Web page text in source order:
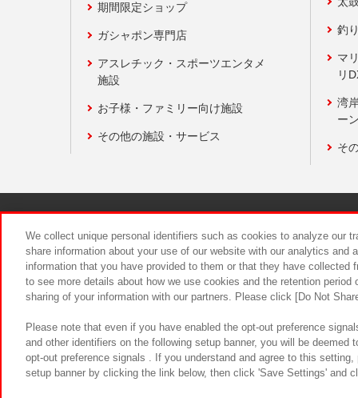
期間限定ショップ
ガシャポン専門店
アスレチック・スポーツエンタメ
施設
お子様・ファミリー向け施設
その他の施設・サービス
釣
マ
リ
湾
ー
そ
食品のご
We collect unique personal identifiers such as cookies to analyze our
share information about your use of our website with our analytics and
information that you have provided to them or that they have
to see more details about how we use cookies and the retention
sharing of your information with our partners. Please click [Do Not
Please note that even if you have enabled the opt-out preference
and other identifiers on the following setup banner, you will be
opt-out preference signals . If you understand and agree to this
setup banner by clicking the link below, then click 'Save Settings' and